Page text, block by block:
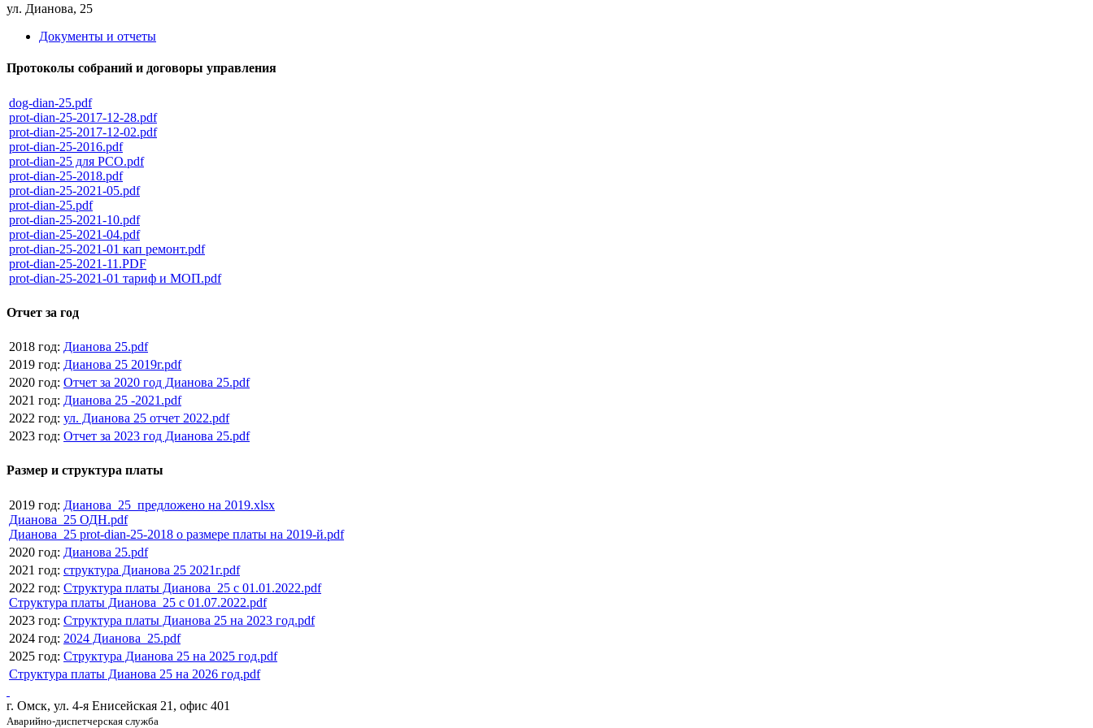
ул. Дианова, 25
Документы и отчеты
Протоколы собраний и договоры управления
dog-dian-25.pdf
prot-dian-25-2017-12-28.pdf
prot-dian-25-2017-12-02.pdf
prot-dian-25-2016.pdf
prot-dian-25 для РСО.pdf
prot-dian-25-2018.pdf
prot-dian-25-2021-05.pdf
prot-dian-25.pdf
prot-dian-25-2021-10.pdf
prot-dian-25-2021-04.pdf
prot-dian-25-2021-01 кап ремонт.pdf
prot-dian-25-2021-11.PDF
prot-dian-25-2021-01 тариф и МОП.pdf
Отчет за год
2018 год: Дианова 25.pdf
2019 год: Дианова 25 2019г.pdf
2020 год: Отчет за 2020 год Дианова 25.pdf
2021 год: Дианова 25 -2021.pdf
2022 год: ул. Дианова 25 отчет 2022.pdf
2023 год: Отчет за 2023 год Дианова 25.pdf
Размер и структура платы
2019 год: Дианова_25_предложено на 2019.xlsx
Дианова_25 ОДН.pdf
Дианова_25 prot-dian-25-2018 о размере платы на 2019-й.pdf
2020 год: Дианова 25.pdf
2021 год: структура Дианова 25 2021г.pdf
2022 год: Структура платы Дианова_25 с 01.01.2022.pdf
Структура платы Дианова_25 с 01.07.2022.pdf
2023 год: Структура платы Дианова 25 на 2023 год.pdf
2024 год: 2024 Дианова_25.pdf
2025 год: Структура Дианова 25 на 2025 год.pdf
Структура платы Дианова 25 на 2026 год.pdf
г. Омск, ул. 4-я Енисейская 21, офис 401
Аварийно-диспетчерская служба